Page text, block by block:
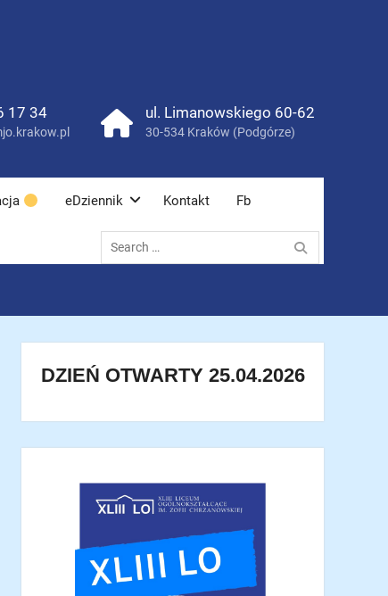
17 34 ul. Limanowskiego 60-62
30-534 Kraków (Podgórze)
eDziennik Kontakt Fb
Search
for:
DZIEŃ OTWARTY 25.04.2026